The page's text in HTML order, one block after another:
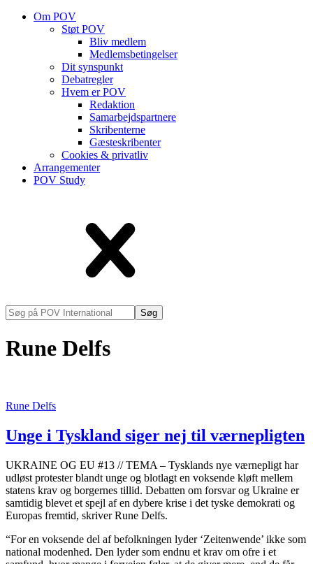
Om POV
Støt POV
Bliv medlem
Medlems­betingelser
Dit synspunkt
Debatregler
Hvem er POV
Redaktion
Samarbejdspartnere
Skribenterne
Gæsteskribenter
Cookies & privatliv
Arrangementer
POV Study
Søg
på
International
Rune Delfs
Rune Delfs
Unge i Tyskland siger nej til værnepligten
UKRAINE OG EU #13 // TEMA – Tysklands nye værnepligt har
udløst protester blandt unge og blotlagt en voksende kløft mellem
statens krav og borgernes tillid. Debatten om forsvar og Ukraine er
samtidig blevet et spejl af en dybere krise i det tyske demokrati og
Europas fremtid, skriver Rune Delfs.
“For en voksende del af befolkningen lyder ‘Zeitenwende’ ikke som
national modenhed. Den lyder som endnu et krav om ofre i et